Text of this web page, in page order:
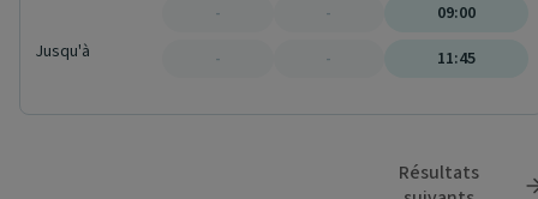
Jusqu'à
-
-
-
-
09:00
11:45
Résultats